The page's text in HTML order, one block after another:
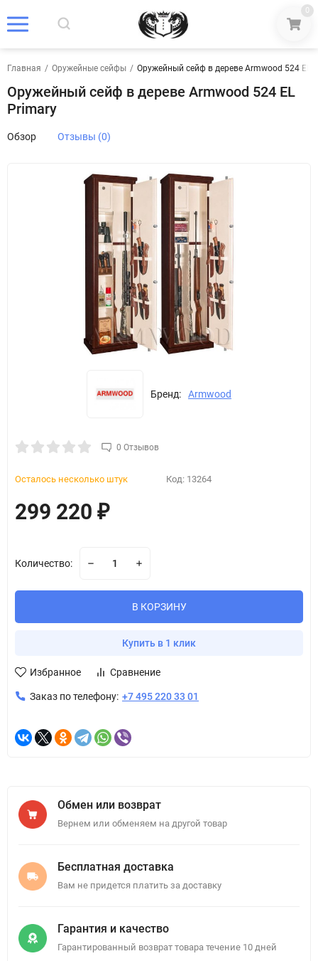
0
Главная / Оружейные сейфы / Оружейный сейф в дереве Armwood 524 EL
Оружейный сейф в дереве Armwood 524 EL
Primary
Обзор Отзывы (0)
Бренд: Armwood
0 Отзывов
Осталось несколько штук Код: 13264
299 220 ₽
Количество:
В КОРЗИНУ
Купить в 1 клик
Избранное Сравнение
Заказ по телефону: +7 495 220 33 01
Обмен или возврат
Вернем или обменяем на другой товар
Бесплатная доставка
Вам не придется платить за доставку
Гарантия и качество
Гарантированный возврат товара течение 10 дней